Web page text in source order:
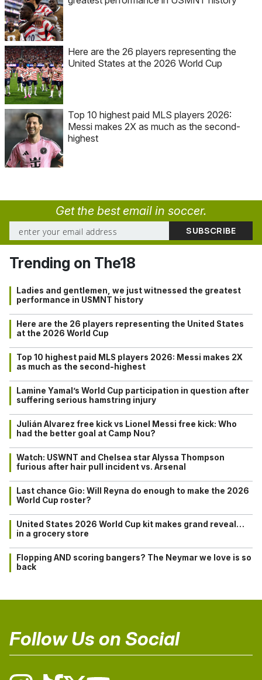
Here are the 26 players representing the
United States at the 2026 World Cup
Top 10 highest paid MLS players 2026:
Messi makes 2X as much as the second-
highest
Get the best email in soccer.
Trending on The18
Ladies and gentlemen, we just witnessed the greatest
performance in USMNT history
Here are the 26 players representing the United States
at the 2026 World Cup
Top 10 highest paid MLS players 2026: Messi makes 2X
as much as the second-highest
Lamine Yamal’s World Cup participation in question after
suffering serious hamstring injury
Julián Alvarez free kick vs Lionel Messi free kick: Who
had the better goal at Camp Nou?
Watch: USWNT and Chelsea star Alyssa Thompson
furious after hair pull incident vs. Arsenal
Last chance Gio: Will Reyna do enough to make the 2026
World Cup roster?
United States 2026 World Cup kit makes grand reveal…
in a grocery store
Flopping AND scoring bangers? The Neymar we love is so
back
Follow Us on Social